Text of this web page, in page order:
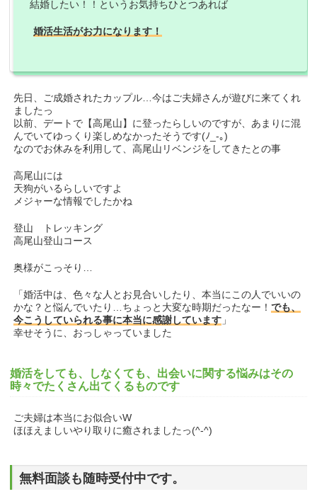
結婚したい！！というお気持ちひとつあれば
婚活生活がお力になります！
先日、ご成婚されたカップル…今はご夫婦さんが遊びに来てくれ
ましたっ
以前、デートで【高尾山】に登ったらしいのですが、あまりに混
んでいてゆっくり楽しめなかったそうです(ﾉ_-｡)
なのでお休みを利用して、高尾山リベンジをしてきたとの事
高尾山には
天狗がいるらしいですよ
メジャーな情報でしたかね
登山 トレッキング
高尾山登山コース
奥様がこっそり…
「婚活中は、色々な人とお見合いしたり、本当にこの人でいいの
かな？と悩んでいたり…ちょっと大変な時期だったなー！でも、
今こうしていられる事に本当に感謝しています 」
幸せそうに、おっしゃっていました
婚活をしても、しなくても、出会いに関する悩みはその
時々でたくさん出てくるものです
ご夫婦は本当にお似合いW
ほほえましいやり取りに癒されましたっ(^-^)
無料面談も随時受付中です。